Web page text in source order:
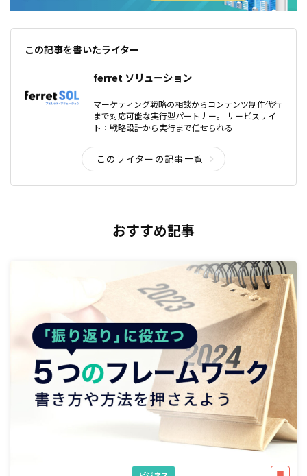
この記事を書いたライター
ferret ソリューション
マーケティング戦略の相談からコンテンツ制作代行
まで対応可能な実行型パートナー。 サービスサイ
ト：戦略設計から実行まで任せられる
このライターの記事一覧
おすすめ記事